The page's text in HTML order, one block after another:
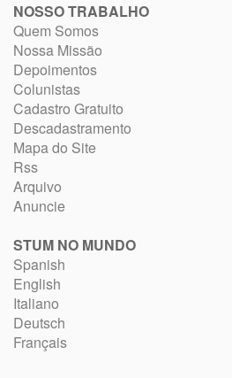
NOSSO TRABALHO
Quem Somos
Nossa Missão
Depoimentos
Colunistas
Cadastro Gratuito
Descadastramento
Mapa do Site
Rss
Arquivo
Anuncie
STUM NO MUNDO
Spanish
English
Italiano
Deutsch
Français